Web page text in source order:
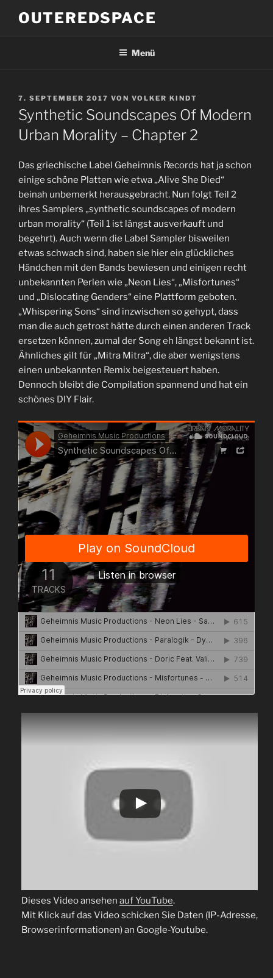
InhaltOUTEREDSPACE
Menü
VERÖFFENTLICHT
AM
7. SEPTEMBER 2017 VON VOLKER KINDT
Synthetic Soundscapes Of Modern
Urban Morality – Chapter 2
Das griechische Label Geheimnis Records hat ja schon
einige schöne Platten wie etwa „Alive She Died“
beinah unbemerkt herausgebracht. Nun folgt Teil 2
ihres Samplers „synthetic soundscapes of modern
urban morality“ (Teil 1 ist längst ausverkauft und
begehrt). Auch wenn die Label Sampler bisweilen
etwas schwach sind, haben sie hier ein glückliches
Händchen mit den Bands bewiesen und einigen recht
unbekannten Perlen wie „Neon Lies“, „Misfortunes“
und „Dislocating Genders“ eine Plattform geboten.
„Whispering Sons“ sind inzwischen so gehypt, dass
man die auch getrost hätte durch einen anderen Track
ersetzen können, zumal der Song eh längst bekannt ist.
Ähnliches gilt für „Mitra Mitra“, die aber wenigstens
einen unbekannten Remix beigesteuert haben.
Dennoch bleibt die Compilation spannend und hat ein
schönes DIY Flair.
Dieses Video ansehen auf YouTube.
Mit Klick auf das Video schicken Sie Daten (IP-Adresse,
Browserinformationen) an Google-Youtube.